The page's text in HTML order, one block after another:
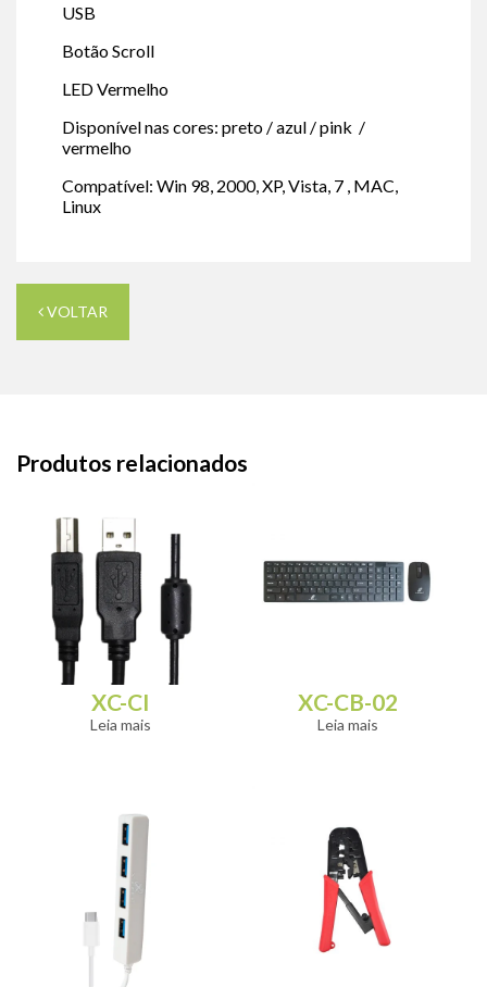
USB
Botão Scroll
LED Vermelho
Disponível nas cores: preto / azul / pink /
vermelho
Compatível: Win 98, 2000, XP, Vista, 7 , MAC,
Linux
VOLTAR
Produtos relacionados
XC-CI
Leia mais
XC-CB-02
Leia mais